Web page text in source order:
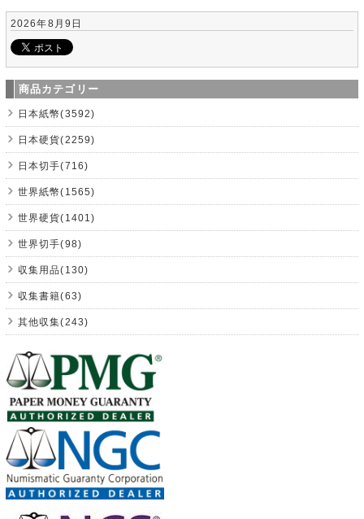
2026年8月9日
商品カテゴリー
日本紙幣(3592)
日本硬貨(2259)
日本切手(716)
世界紙幣(1565)
世界硬貨(1401)
世界切手(98)
収集用品(130)
収集書籍(63)
其他収集(243)